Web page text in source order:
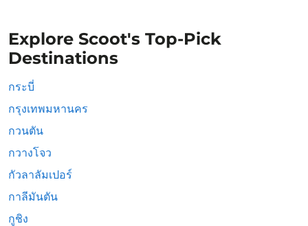
Explore Scoot's Top-Pick
Destinations
กระบี่
กรุงเทพมหานคร
กวนตัน
กวางโจว
กัวลาลัมเปอร์
กาลีมันตัน
กูชิง